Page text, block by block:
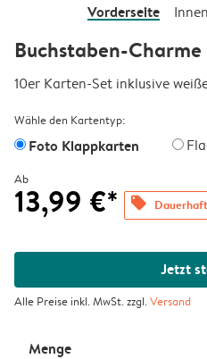
Vorderseite
Buchstaben-Charme
10er Karten-Set inklusive
Wähle den Kartentyp:
Foto Klappkarten
Ab
13,99 €* offers
Jetzt
Alle Preise inkl. MwSt. zzgl.Versand
Menge